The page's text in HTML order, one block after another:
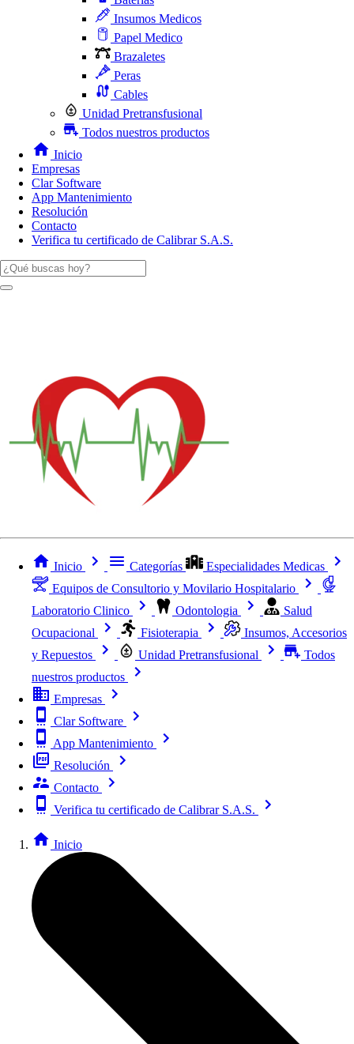
Insumos Medicos
Papel Medico
Brazaletes
Peras
Cables
Unidad Pretransfusional
Todos nuestros productos
Inicio
Empresas
Clar Software
App Mantenimiento
Resolución
Contacto
Verifica tu certificado de Calibrar S.A.S.
Inicio Categorías
Especialidades Medicas
Equipos de Consultorio y Movilario Hospitalario
Laboratorio Clinico
Odontologia
Salud
Ocupacional
Fisioterapia
Insumos, Accesorios
y Repuestos
Unidad Pretransfusional
Todos
nuestros productos
Empresas
Clar Software
App Mantenimiento
Resolución
Contacto
Verifica tu certificado de Calibrar S.A.S.
Inicio